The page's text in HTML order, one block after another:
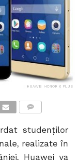
HUAWEI HONOR 6 PLUS
studenților
realizate în
Huawei va